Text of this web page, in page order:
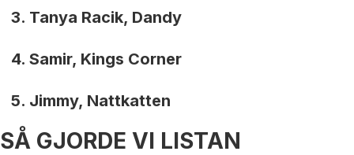
3. Tanya Racik, Dandy
4. Samir, Kings Corner
5. Jimmy, Nattkatten
SÅ GJORDE VI LISTAN